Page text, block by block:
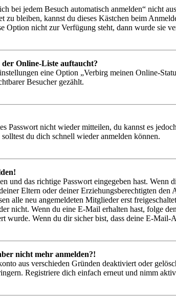
bei jedem Besuch automatisch anmelden“ nicht
zu bleiben, kannst du dieses Kästchen beim
Option nicht zur Verfügung steht, dann wurde sie
Online-Liste auftaucht?
eine Option „Verbirg meinen Online-
Besucher gezählt.
Passwort nicht wieder mitteilen, du kannst es
du dich schnell wieder anmelden können.
und das richtige Passwort eingegeben hast. Wenn
Eltern oder deiner Erziehungsberechtigten
alle neu angemeldeten Mitglieder erst
nicht. Wenn du eine E-Mail erhalten hast, folge
wurde. Wenn du dir sicher bist, dass deine E-
nicht mehr anmelden?!
aus verschieden Gründen deaktiviert oder
Registriere dich einfach erneut und nimm